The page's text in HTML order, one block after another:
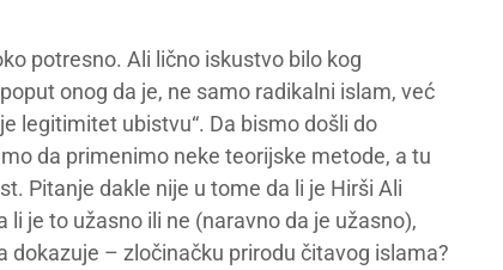
potresno. Ali lično iskustvo bilo kog
onog da je, ne samo radikalni islam, već
legitimitet ubistvu“. Da bismo došli do
da primenimo neke teorijske metode, a tu
Pitanje dakle nije u tome da li je Hirši Ali
je to užasno ili ne (naravno da je užasno),
dokazuje – zločinačku prirodu čitavog islama?